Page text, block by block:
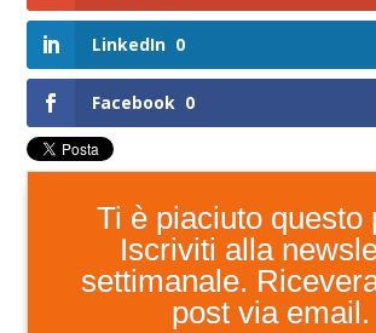
LinkedIn 0
Facebook 0
Ti è piaciuto questo
Iscriviti alla
settimanale.
post via email.